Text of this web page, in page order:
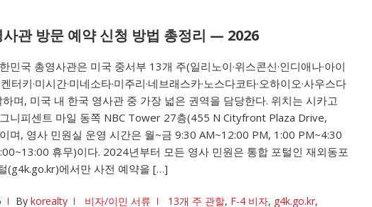
관 방문 예약 신청 방법 총정리 — 2026
민국 총영사관은 미국 중서부 13개 주(일리노이·위스콘신·인디애나·아이
켄터키·미시간·미네소타·미주리·네브래스카·노스다코타·오하이오·사우스다
며, 미국 내 한국 영사관 중 가장 넓은 권역을 담당한다. 위치는 시카고
니피센트 마일 동쪽 NBC Tower 27층(455 N Cityfront Plaza Drive,
며, 영사 민원실 운영 시간은 월~금 9:30 AM~12:00 PM, 1:00 PM~4:30
휴무)이다. 2024년부터 모든 영사 민원은 통합 포털인 재외동포
(g4k.go.kr)에서만 사전 예약을 […]
By korealty 비자/이민 서류 13개 주 관할, F-4 비자, g4k.go.kr,